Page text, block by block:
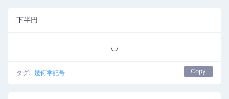
下半円
◡
タグ: 幾何学記号 Copy